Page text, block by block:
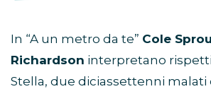
In “A un metro da te” Cole
Richardson interpretano
Stella, due diciassettenni malati